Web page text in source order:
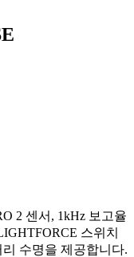
2 센서, 1kHz 보고율
스위치
수명을 제공합니다.